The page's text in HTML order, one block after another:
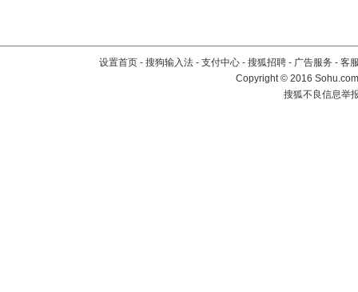
设置首页 - 搜狗输入法 - 支付中心 - 搜狐招聘 - 广告服务 - 客
Copyright©2016
搜狐不良信息举